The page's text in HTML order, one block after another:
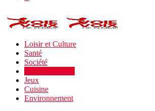
Loisir et Culture
Santé
Société
Jeux
Cuisine
Environnement